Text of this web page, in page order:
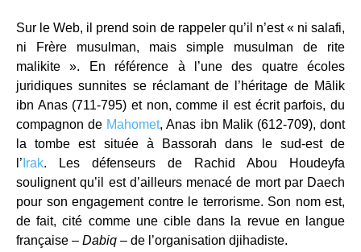
Sur le Web, il prend soin de rappeler qu’il n’est « ni salafi,
ni Frère musulman, mais simple musulman de rite
malikite ». En référence à l’une des quatre écoles
juridiques sunnites se réclamant de l’héritage de Mālik
ibn Anas (711-795) et non, comme il est écrit parfois, du
compagnon de Mahomet, Anas ibn Malik (612-709), dont
la tombe est située à Bassorah dans le sud-est de
l’ Irak. Les défenseurs de Rachid Abou Houdeyfa
soulignent qu’il est d’ailleurs menacé de mort par Daech
pour son engagement contre le terrorisme. Son nom est,
de fait, cité comme une cible dans la revue en langue
française – Dabiq – de l’organisation djihadiste.